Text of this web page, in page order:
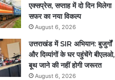
एक्सप्रेस, सप्ताह में दो दिन मिलेगा
सफर का नया विकल्प
August 6, 2026
उत्तराखंड में SIR अभियान: बुजुर्गों
और दिव्यांगों के घर पहुंचेंगे बीएलओ,
बूथ जाने की नहीं होगी जरूरत
August 6, 2026